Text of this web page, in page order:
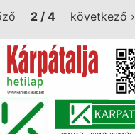
2 / 4 következő ›